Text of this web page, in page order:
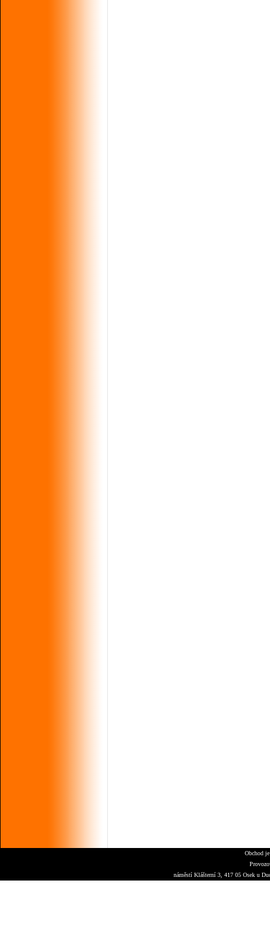
Obchod
náměstí Klášterní 3, 417 05 Osek u